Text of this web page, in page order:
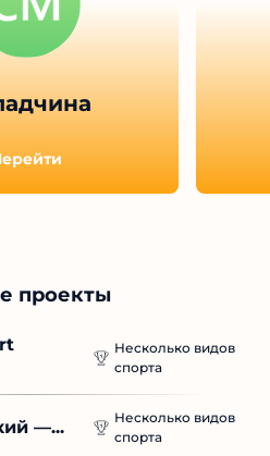
проекты
Несколько видов
спорта
—...
Несколько видов
спорта